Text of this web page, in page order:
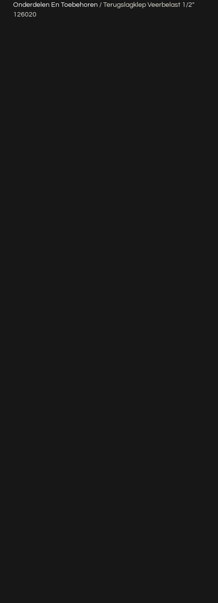
Onderdelen En Toebehoren / Terugslagklep Veerbelast 1/2″
126020